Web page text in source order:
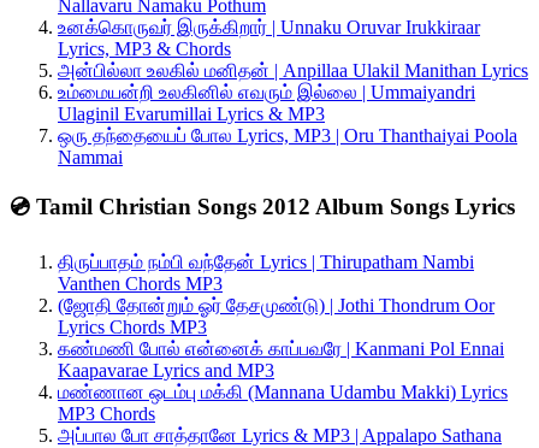
Nallavaru Namaku Pothum
உனக்கொருவர் இருக்கிறார் | Unnaku Oruvar Irukkiraar
Lyrics, MP3 & Chords
அன்பில்லா உலகில் மனிதன் | Anpillaa Ulakil Manithan Lyrics
உம்மையன்றி உலகினில் எவரும் இல்லை | Ummaiyandri
Ulaginil Evarumillai Lyrics & MP3
ஒரு தந்தையைப் போல Lyrics, MP3 | Oru Thanthaiyai Poola
Nammai
💿 Tamil Christian Songs 2012 Album Songs Lyrics
திருப்பாதம் நம்பி வந்தேன் Lyrics | Thirupatham Nambi
Vanthen Chords MP3
(ஜோதி தோன்றும் ஓர் தேசமுண்டு) | Jothi Thondrum Oor
Lyrics Chords MP3
கண்மணி போல் என்னைக் காப்பவரே | Kanmani Pol Ennai
Kaapavarae Lyrics and MP3
மண்ணான ஒடம்பு மக்கி (Mannana Udambu Makki) Lyrics
MP3 Chords
அப்பால போ சாத்தானே Lyrics & MP3 | Appalapo Sathana